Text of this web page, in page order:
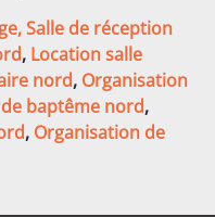
Salle de réception
, Location salle
nord, Organisation
baptême nord,
, Organisation de